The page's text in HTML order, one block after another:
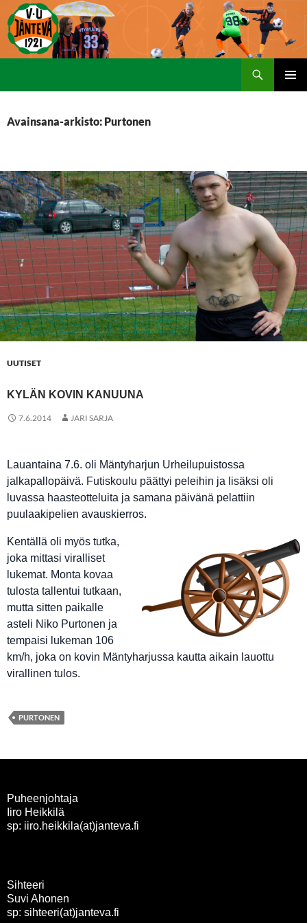
Avainsana-arkisto: Purtonen
UUTISET
KYLÄN KOVIN KANUUNA
7.6.2014 JARI SARJA
Lauantaina 7.6. oli Mäntyharjun Urheilupuistossa
jalkapallopäivä. Futiskoulu päättyi peleihin ja lisäksi oli
luvassa haasteotteluita ja samana päivänä pelattiin
puulaakipelien avauskierros.
Kentällä oli myös tutka,
joka mittasi viralliset
lukemat. Monta kovaa
tulosta tallentui tutkaan,
mutta sitten paikalle
asteli Niko Purtonen ja
tempaisi lukeman 106
km/h, joka on kovin Mäntyharjussa kautta aikain lauottu
virallinen tulos.
PURTONEN
Puheenjohtaja
Iiro Heikkilä
sp: iiro.heikkila(at)janteva.fi
Sihteeri
Suvi Ahonen
sp: sihteeri(at)janteva.fi